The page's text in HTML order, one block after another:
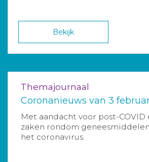
Bekijk
Themajournaal
Coronanieuws van 3
Met aandacht voor post-
zaken rondom
het coronavirus.